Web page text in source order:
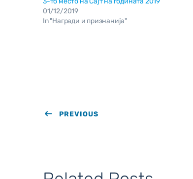
01/12/2019
In "Награди и признанија"
PREVIOUS